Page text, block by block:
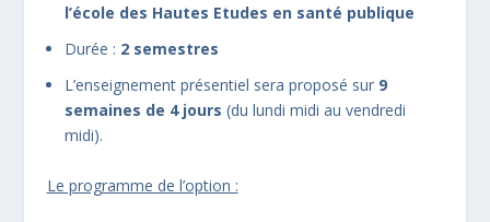
l’école des Hautes Etudes en santé publique
Durée : 2 semestres
L’enseignement présentiel sera proposé sur 9
semaines de 4 jours (du lundi midi au vendredi
midi).
Le programme de l’option :